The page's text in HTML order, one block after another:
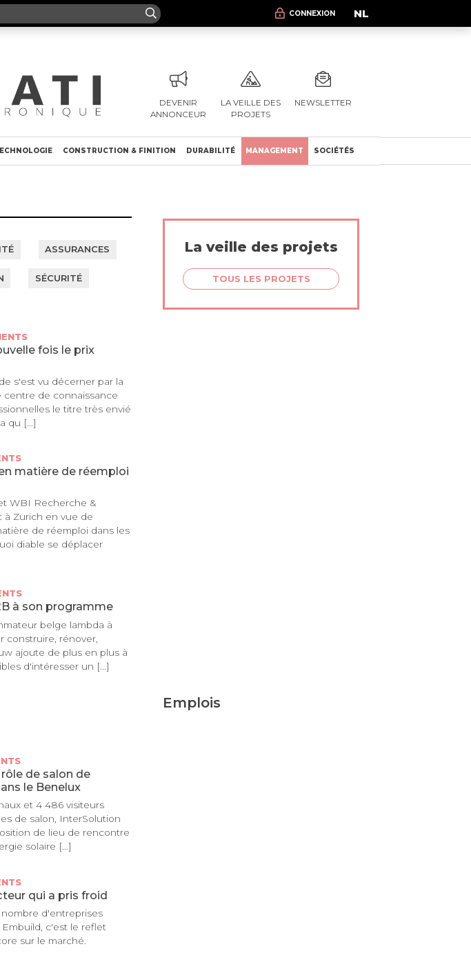
CONNEXION NL
DEVENIR
ANNONCEUR
LA VEILLE DES
PROJETS
NEWSLETTER
CONSTRUCTION & FINITION DURABILITÉ MANAGEMENT SOCIÉTÉS
ASSURANCES
SÉCURITÉ
fois le prix
s'est vu décerner par la
centre de connaissance
le titre très envié
qu [...]
matière de réemploi
WBI Recherche &
à Zurich en vue de
de réemploi dans les
diable se déplacer
à son programme
belge lambda à
construire, rénover,
ajoute de plus en plus à
d'intéresser un [...]
de salon de
le Benelux
et 4 486 visiteurs
de salon, InterSolution
de lieu de rencontre
solaire [...]
qui a pris froid
d'entreprises
c'est le reflet
sur le marché.
La veille des projets
TOUS LES PROJETS
Emplois